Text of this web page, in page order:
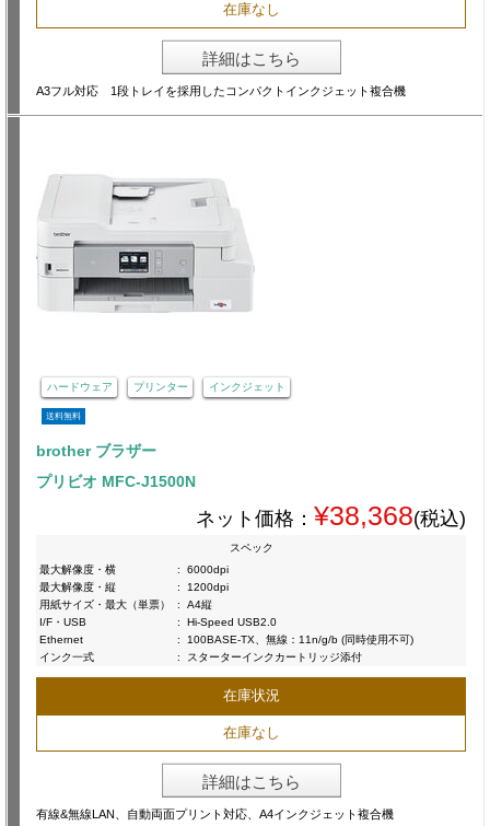
在庫なし
詳細はこちら
A3フル対応 1段トレイを採用したコンパクトインクジェット複合機
ハードウェア プリンター インクジェット
送料無料
brother ブラザー
プリビオ MFC-J1500N
ネット価格： ¥38,368(税込)
スペック
最大解像度・横
:
6000dpi
最大解像度・縦
:
1200dpi
用紙サイズ・最大（単票）
:
A4縦
I/F・USB
:
Hi-Speed USB2.0
Ethernet
:
100BASE-TX、無線：11n/g/b (同時使用不可)
インク一式
: スターターインクカートリッジ添付
在庫状況
在庫なし
詳細はこちら
有線&無線LAN、自動両面プリント対応、A4インクジェット複合機